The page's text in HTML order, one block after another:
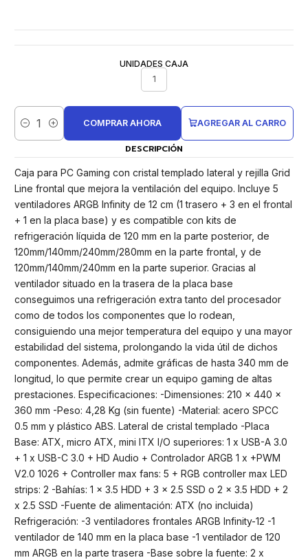
UNIDADES CAJA
1
Cantidad
AGREGAR AL CARRO
COMPRAR AHORA
DESCRIPCIÓN
Caja para PC Gaming con cristal templado lateral y rejilla Grid
Line frontal que mejora la ventilación del equipo. Incluye 5
ventiladores ARGB Infinity de 12 cm (1 trasero + 3 en el frontal
+ 1 en la placa base) y es compatible con kits de
refrigeración líquida de 120 mm en la parte posterior, de
120mm/140mm/240mm/280mm en la parte frontal, y de
120mm/140mm/240mm en la parte superior. Gracias al
ventilador situado en la trasera de la placa base
conseguimos una refrigeración extra tanto del procesador
como de todos los componentes que lo rodean,
consiguiendo una mejor temperatura del equipo y una mayor
estabilidad del sistema, prolongando la vida útil de dichos
componentes. Además, admite gráficas de hasta 340 mm de
longitud, lo que permite crear un equipo gaming de altas
prestaciones. Especificaciones: -Dimensiones: 210 x 440 x
360 mm -Peso: 4,28 Kg (sin fuente) -Material: acero SPCC
0.5 mm y plástico ABS. Lateral de cristal templado -Placa
Base: ATX, micro ATX, mini ITX I/O superiores: 1 x USB-A 3.0
+ 1 x USB-C 3.0 + HD Audio + Controlador ARGB 1 x +PWM
V2.0 1026 + Controller max fans: 5 + RGB controller max LED
strips: 2 -Bahías: 1 x 3.5 HDD + 3 x 2.5 SSD o 2 x 3.5 HDD + 2
x 2.5 SSD -Fuente de alimentación: ATX (no incluida)
Refrigeración: -3 ventiladores frontales ARGB Infinity-12 -1
ventilador de 140 mm en la placa base -1 ventilador de 120
mm ARGB en la parte trasera -Base sobre la fuente: 2 x